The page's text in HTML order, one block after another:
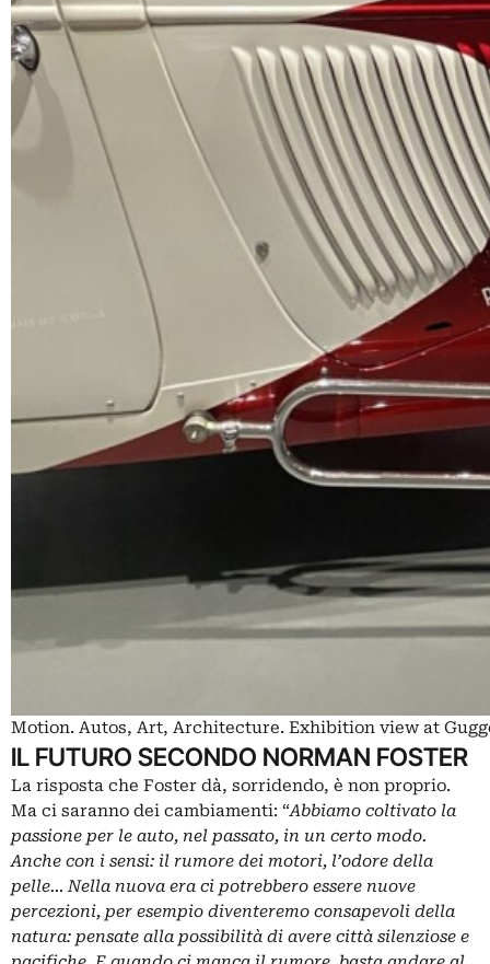
Motion. Autos, Art, Architecture. Exhibition view at
IL FUTURO SECONDO NORMAN FOSTER
La risposta che Foster dà, sorridendo, è non proprio.
Ma ci saranno dei cambiamenti: “Abbiamo coltivato la
passione per le auto, nel passato, in un certo modo.
Anche con i sensi: il rumore dei motori, l’odore della
pelle… Nella nuova era ci potrebbero essere nuove
percezioni, per esempio diventeremo consapevoli della
natura: pensate alla possibilità di avere città silenziose e